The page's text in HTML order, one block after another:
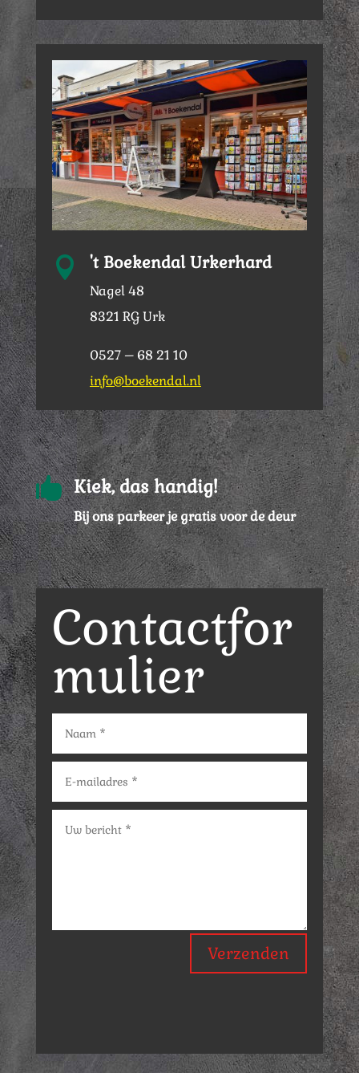
 't Boekendal Urkerhard
Nagel 48
8321 RG Urk
0527 – 68 21 10
info@boekendal.nl
 Kiek, das handig!
Bij ons parkeer je gratis voor de deur
Contactfor
mulier
Verzenden